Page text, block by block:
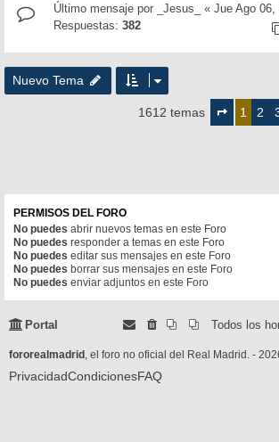
Último mensaje por _Jesus_ « Jue Ago 06,
Respuestas: 382
Nuevo Tema
1612 temas
de
1 2
PERMISOS DEL FORO
No puedes abrir nuevos temas en este Foro
No puedes responder a temas en este Foro
No puedes editar sus mensajes en este Foro
No puedes borrar sus mensajes en este Foro
No puedes enviar adjuntos en este Foro
Portal Todos los
fororealmadrid , el foro no oficial del Real Madrid. -
PrivacidadCondicionesFAQ